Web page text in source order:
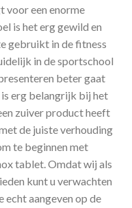
voor een enorme
is het erg gewild en
gebruikt in de fitness
in de sportschool
beter gaat
erg belangrijk bij het
zuiver product heeft
de juiste verhouding
te beginnen met
tablet. Omdat wij als
kunt u verwachten
aangeven op de